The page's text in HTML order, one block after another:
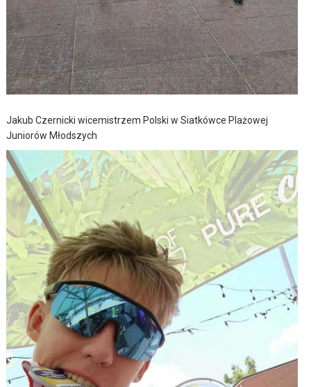
Jakub Czernicki wicemistrzem Polski w Siatkówce Plażowej
Juniorów Młodszych